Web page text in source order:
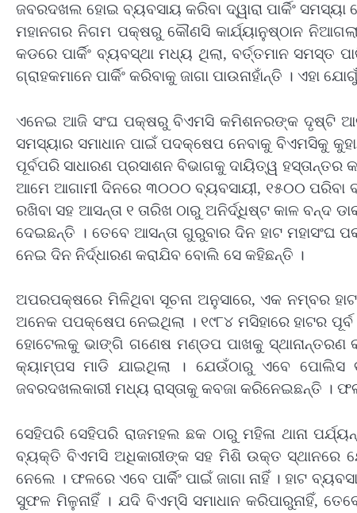
ଜବରଦଖଲ ହୋଇ ବ୍ୟବସାୟ କରିବା ଦ୍ୱାରା ପାର୍କିଂ
ମହାନଗର ନିଗମ ପକ୍ଷରୁ କୌଣସି କାର୍ଯ୍ୟାନୁଷ୍ଠାନ ନିଆଗଲା
କଡରେ ପାର୍କିଂ ବ୍ୟବସ୍ଥା ମଧ୍ୟ ଥିଲା, ବର୍ତ୍ତମାନ ସମସ୍ତ
ଗ୍ରାହକମାନେ ପାର୍କିଂ କରିବାକୁ ଜାଗା ପାଉନାହାଁନ୍ତି । ଏହା
ଏନେଇ ଆଜି ସଂଘ ପକ୍ଷରୁ ବିଏମସି କମିଶନରଙ୍କ ଦୃଷ୍ଟି
ସମସ୍ୟାର ସମାଧାନ ପାଇଁ ପଦକ୍ଷେପ ନେବାକୁ ବିଏମସିକୁ
ପୂର୍ବପରି ସାଧାରଣ ପ୍ରସାଶନ ବିଭାଗକୁ ଦାୟିତ୍ୱ
ଆମେ ଆଗାମୀ ଦିନରେ ୩୦୦୦ ବ୍ୟବସାୟୀ, ୧୫୦୦
ରଖିବା ସହ ଆସନ୍ତା ୧ ତାରିଖ ଠାରୁ ଅନିର୍ଦ୍ଧିଷ୍ଟ କାଳ ବନ୍ଦ
ଦେଇଛନ୍ତି । ତେବେ ଆସନ୍ତା ଗୁରୁବାର ଦିନ ହାଟ
ନେଇ ଦିନ ନିର୍ଦ୍ଧାରଣ କରାଯିବ ବୋଲି ସେ କହିଛନ୍ତି ।
ଅପରପକ୍ଷରେ ମିଳିଥିବା ସୂଚନା ଅନୁସାରେ, ଏକ ନମ୍ବର
ଅନେକ ପପକ୍ଷେପ ନେଇଥିଲା । ୧୯୮୪ ମସିହାରେ ହାଟର
ହୋଟେଲକୁ ଭାଙ୍ଗି ଗଣେଷ ମଣ୍ଡପ ପାଖକୁ ସ୍ଥାନାନ୍ତରଣ
କ୍ୟାମ୍ପସ ମାଡି ଯାଇଥିଲା । ଯେଉଁଠାରୁ ଏବେ ପୋଲିସ
ଜବରଦଖଲକାରୀ ମଧ୍ୟ ରାସ୍ତାକୁ କବଜା କରିନେଇଛନ୍ତି ।
ସେହିପରି ସେହିପରି ରାଜମହଲ ଛକ ଠାରୁ ମହିଳା ଥାନା
ବ୍ୟକ୍ତି ବିଏମସି ଅଧିକାରୀଙ୍କ ସହ ମିଶି ଉକ୍ତ ସ୍ଥାନରେ
ନେଲେ । ଫଳରେ ଏବେ ପାର୍କିଂ ପାଇଁ ଜାଗା ନାହିଁ । ହାଟ
ସୁଫଳ ମିଳୁନାହିଁ । ଯଦି ବିଏମ୍‌ସି ସମାଧାନ କରିପାରୁନାହିଁ,